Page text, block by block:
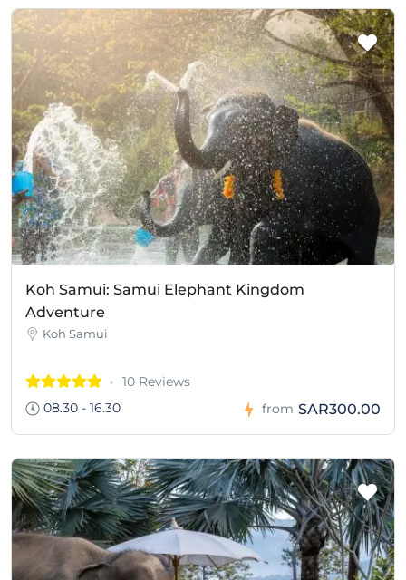
Koh Samui: Samui Elephant Kingdom
Adventure
Koh Samui
10 Reviews
08.30 - 16.30
from SAR300.00